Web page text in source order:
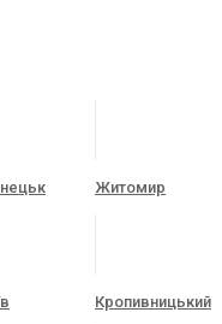
Житомир
Кропивницький